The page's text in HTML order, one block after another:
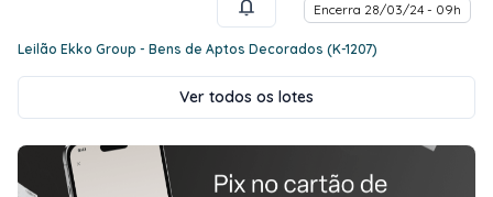
Encerra 28/03/24 - 09h
Leilão Ekko Group - Bens de Aptos Decorados (K-1207)
Ver todos os lotes